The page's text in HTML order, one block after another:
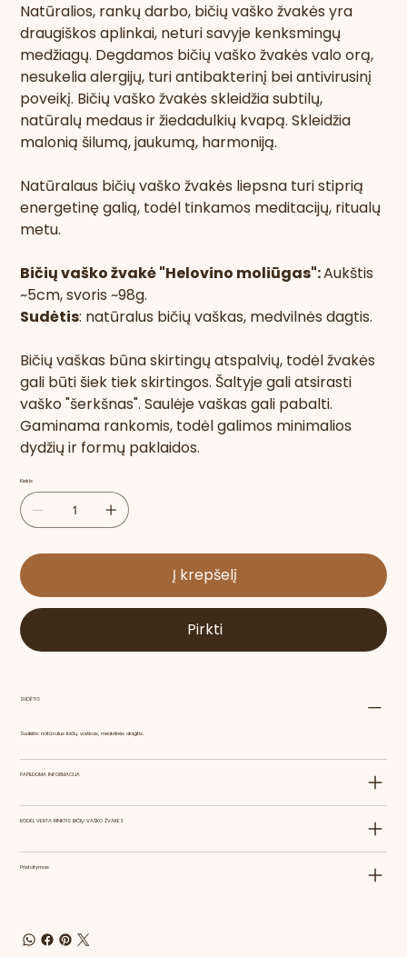
Natūralios, rankų darbo, bičių vaško žvakės yra
draugiškos aplinkai, neturi savyje kenksmingų
medžiagų. Degdamos bičių vaško žvakės valo orą,
nesukelia alergijų, turi antibakterinį bei antivirusinį
poveikį. Bičių vaško žvakės skleidžia subtilų,
natūralų medaus ir žiedadulkių kvapą. Skleidžia
malonią šilumą, jaukumą, harmoniją.
Natūralaus bičių vaško žvakės liepsna turi stiprią
energetinę galią, todėl tinkamos meditacijų, ritualų
metu.
Bičių vaško žvakė "Helovino moliūgas":Aukštis
~5cm, svoris ~98g.
Sudėtis: natūralus bičių vaškas, medvilnės dagtis.
Bičių vaškas būna skirtingų atspalvių, todėl žvakės
gali būti šiek tiek skirtingos. Šaltyje gali atsirasti
vaško "šerkšnas". Saulėje vaškas gali pabalti.
Gaminama rankomis, todėl galimos minimalios
dydžių ir formų paklaidos.
Kiekis
Į krepšelį
Pirkti
SUDĖTIS
Sudėtis: natūralus bičių vaškas, medvilnės dagtis.
PAPILDOMA INFORMACIJA
KODĖL VERTA RINKTIS BIČIŲ VAŠKO ŽVAKES
Pristatymas